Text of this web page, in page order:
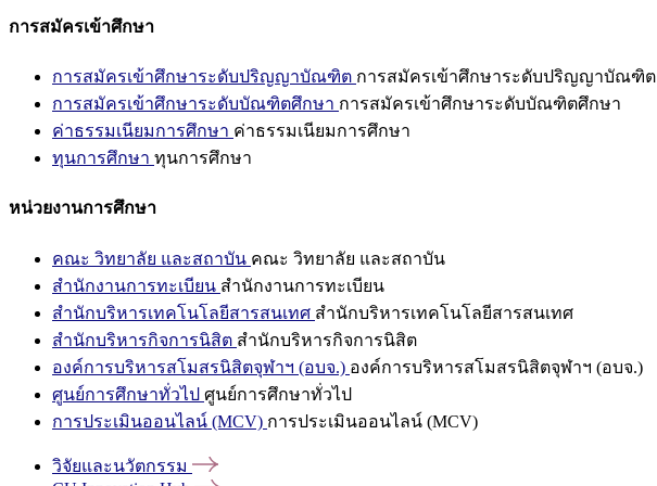
การสมัครเข้าศึกษา
การสมัครเข้าศึกษาระดับปริญญาบัณฑิต การสมัครเข้าศึกษาระดับปริญญาบัณฑิต
การสมัครเข้าศึกษาระดับบัณฑิตศึกษา การสมัครเข้าศึกษาระดับบัณฑิตศึกษา
ค่าธรรมเนียมการศึกษา ค่าธรรมเนียมการศึกษา
ทุนการศึกษา ทุนการศึกษา
หน่วยงานการศึกษา
คณะ วิทยาลัย และสถาบัน คณะ วิทยาลัย และสถาบัน
สำนักงานการทะเบียน สำนักงานการทะเบียน
สำนักบริหารเทคโนโลยีสารสนเทศ สำนักบริหารเทคโนโลยีสารสนเทศ
สำนักบริหารกิจการนิสิต สำนักบริหารกิจการนิสิต
องค์การบริหารสโมสรนิสิตจุฬาฯ (อบจ.) องค์การบริหารสโมสรนิสิตจุฬาฯ (อบจ.)
ศูนย์การศึกษาทั่วไป ศูนย์การศึกษาทั่วไป
การประเมินออนไลน์ (MCV) การประเมินออนไลน์ (MCV)
วิจัยและนวัตกรรม